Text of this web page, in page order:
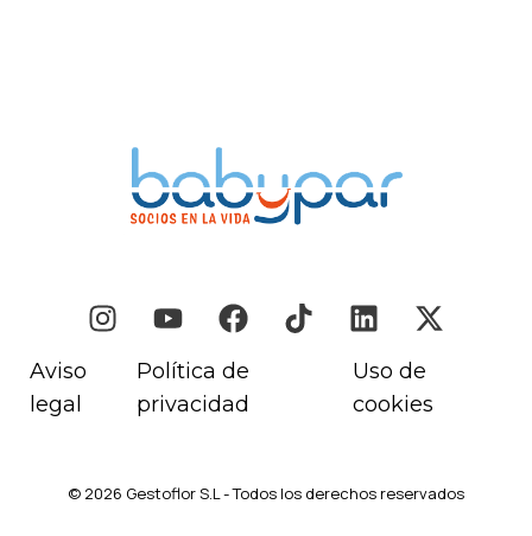
Aviso
legal
Política de
privacidad
Uso de
cookies
© 2026 Gestoflor S.L - Todos los derechos reservados